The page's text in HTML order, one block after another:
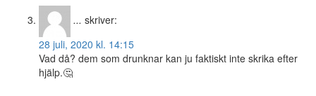
... skriver:
28 juli, 2020 kl. 14:15
Vad då? dem som drunknar kan ju faktiskt inte skrika efter
hjälp.🤔